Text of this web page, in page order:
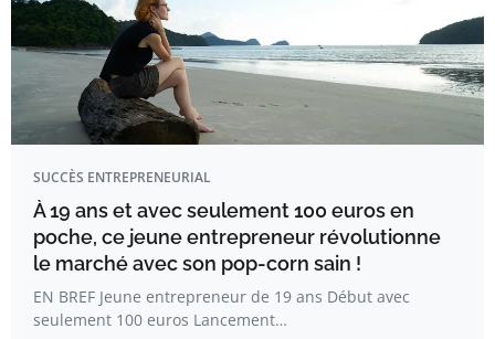
SUCCÈS ENTREPRENEURIAL
À 19 ans et avec seulement 100 euros en
poche, ce jeune entrepreneur révolutionne
le marché avec son pop-corn sain !
EN BREF Jeune entrepreneur de 19 ans Début avec
seulement 100 euros Lancement…